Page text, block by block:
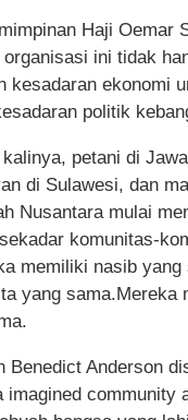
Haji Oemar
ini tidak
kesadaran ekonomi
politik
petani di
di Sulawesi, dan
Nusantara mulai
komunitas-
memiliki nasib yang
yang sama.Mereka
Benedict Anderson
imagined community